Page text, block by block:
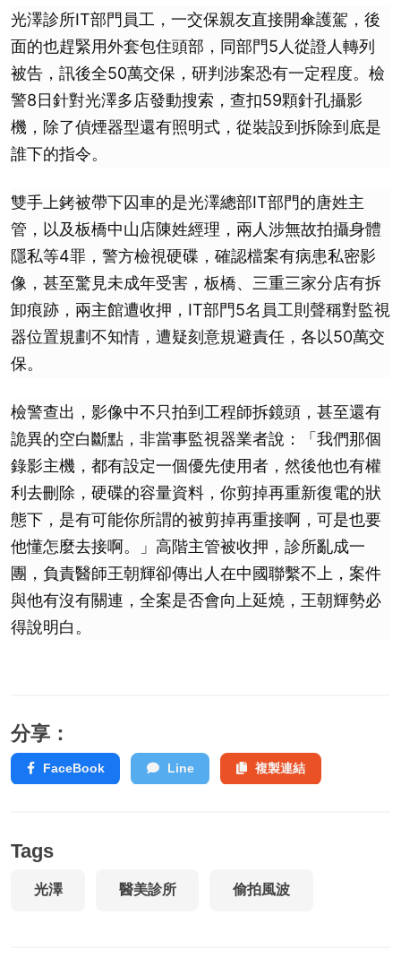
光澤診所IT部門員工，一交保親友直接開傘護駕，後
面的也趕緊用外套包住頭部，同部門5人從證人轉列
被告，訊後全50萬交保，研判涉案恐有一定程度。檢
警8日針對光澤多店發動搜索，查扣59顆針孔攝影
機，除了偵煙器型還有照明式，從裝設到拆除到底是
誰下的指令。
雙手上銬被帶下囚車的是光澤總部IT部門的唐姓主
管，以及板橋中山店陳姓經理，兩人涉無故拍攝身體
隱私等4罪，警方檢視硬碟，確認檔案有病患私密影
像，甚至驚見未成年受害，板橋、三重三家分店有拆
卸痕跡，兩主館遭收押，IT部門5名員工則聲稱對監視
器位置規劃不知情，遭疑刻意規避責任，各以50萬交
保。
檢警查出，影像中不只拍到工程師拆鏡頭，甚至還有
詭異的空白斷點，非當事監視器業者說：「我們那個
錄影主機，都有設定一個優先使用者，然後他也有權
利去刪除，硬碟的容量資料，你剪掉再重新復電的狀
態下，是有可能你所謂的被剪掉再重接啊，可是也要
他懂怎麼去接啊。」高階主管被收押，診所亂成一
團，負責醫師王朝輝卻傳出人在中國聯繫不上，案件
與他有沒有關連，全案是否會向上延燒，王朝輝勢必
得說明白。
分享：
FaceBook Line 複製連結
Tags
光澤 醫美診所 偷拍風波